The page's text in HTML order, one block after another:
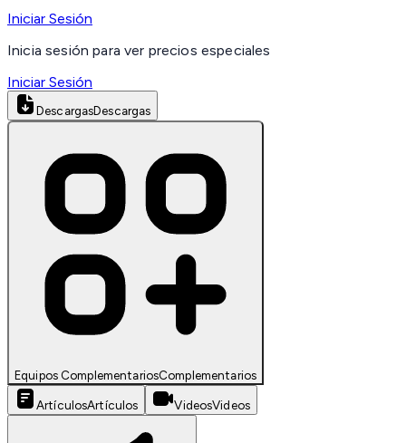
Iniciar Sesión
Inicia sesión para ver precios especiales
Iniciar Sesión
DescargasDescargas
Equipos ComplementariosComplementarios
ArtículosArtículos VideosVideos